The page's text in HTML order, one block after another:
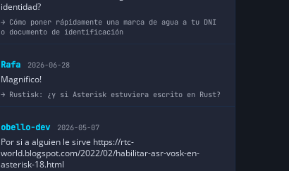
identidad?
Cómo poner rápidamente una marca de agua a tu DNI
o documento de identificación
Rafa 2026-06-28
Magnifico!
Rustisk: ¿y si Asterisk estuviera escrito en Rust?
obello-dev 2026-05-07
Por si a alguien le sirve https://rtc-
world.blogspot.com/2022/02/habilitar-asr-vosk-en-
asterisk-18.html